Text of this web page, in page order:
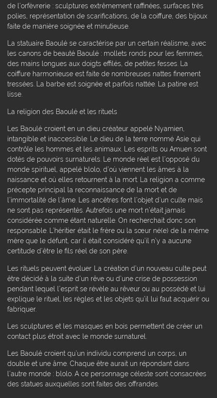
de l’orfèvrerie : sculptures extrêmement raffinées, surfaces très
polies, représentation de scarifications, de la coiffure, des bijoux
faite de manière soignée et minutieuse.
La statuaire Baoulé se caractérise par un certain réalisme, avec
les canons de beauté Baoulé : mollets ronds pour les femmes,
des mains longues aux doigts effilés, de petites fesses. La
coiffure harmonieuse est faite de nombreuses nattes finement
tressées. La barbe est soignée et parfois nattée. La patine est
lisse.
La religion des Baoulé et les rituels
Les Baoulé croient en un dieu créateur appelé Nyamien,
intangible et inaccessible. Le dieu de la terre nommé Asie qui
contrôle les hommes et les animaux. Les esprits ou Amuen sont
dotés de pouvoirs surnaturels. Le monde réel est l’opposé du
monde spirituel, appelé blolo, d’où viennent les âmes à la
naissance et où elles retournent à la mort. La religion a comme
précepte principal la reconnaissance de la mort et de
l’immortalité de l’âme. Les ancêtres font l’objet d’un culte mais
ne sont pas représentés. Autrefois une mort n’était jamais
considérée comme étant naturelle. On recherchait donc son
responsable. L’héritier était le frère ou la sœur né(e) de la même
mère que le défunt, car il était considéré qu’il n’y a aucune
certitude d’être le fils réel de son père.
Les rituels peuvent évoluer. La création d’un nouveau culte peut
être décidé à la suite d’un rêve ou d’une crise de possession
pendant lequel l’esprit se révèle au rêveur ou au possédé et lui
explique le rituel, les règles et les objets qu’il lui faut acquérir ou
fabriquer.
Les sculptures et les masques en bois permettent de créer un
contact plus étroit avec le monde surnaturel.
Les Baoulé croient qu’un individu comprend un corps, un
double et une âme. Chaque être aurait un répondant dans
l’autre monde : blolo. A ce personnage céleste sont consacrées
des statues auxquelles sont faites des offrandes.